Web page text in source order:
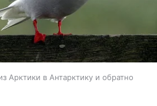
Арктики в Антарктику и обратно